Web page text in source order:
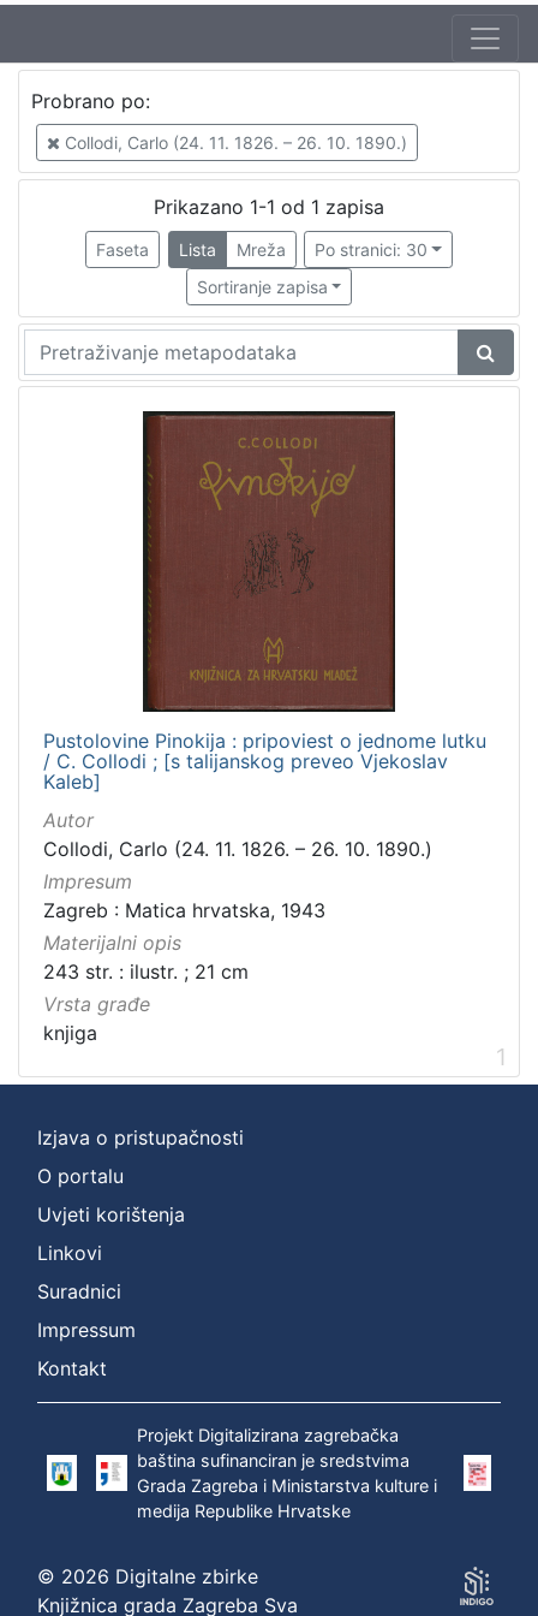
Jezik
hrvatski
cjelina
Knjige za djecu i mladež
Knjige za djecu i mladež
Probrano po:
Collodi, Carlo (24. 11. 1826. – 26. 10. 1890.)
Prikazano 1-1 od 1 zapisa
Faseta Lista Mreža
Po stranici: 30
Sortiranje zapisa
Pustolovine Pinokija : pripoviest o jednome lutku
/ C. Collodi ; [s talijanskog preveo Vjekoslav
Kaleb]
Autor
Collodi, Carlo (24. 11. 1826. – 26. 10. 1890.)
Impresum
Zagreb : Matica hrvatska, 1943
Materijalni opis
243 str. : ilustr. ; 21 cm
Vrsta građe
knjiga
1
Izjava o pristupačnosti
O portalu
Uvjeti korištenja
Linkovi
Suradnici
Impressum
Kontakt
Projekt Digitalizirana zagrebačka
baština sufinanciran je sredstvima
Grada Zagreba i Ministarstva kulture i
medija Republike Hrvatske
© 2026 Digitalne zbirke
Knjižnica grada Zagreba Sva